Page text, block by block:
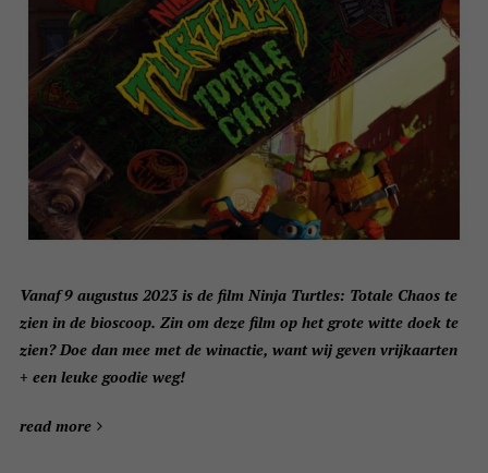
Vanaf 9 augustus 2023 is de film Ninja Turtles: Totale Chaos te
zien in de bioscoop. Zin om deze film op het grote witte doek te
zien? Doe dan mee met de winactie, want wij geven vrijkaarten
+ een leuke goodie weg!
read more